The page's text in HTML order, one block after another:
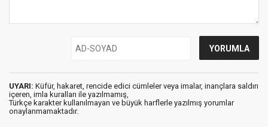
UYARI: Küfür, hakaret, rencide edici cümleler veya imalar, inançlara saldırı
içeren, imla kuralları ile yazılmamış,
Türkçe karakter kullanılmayan ve büyük harflerle yazılmış yorumlar
onaylanmamaktadır.